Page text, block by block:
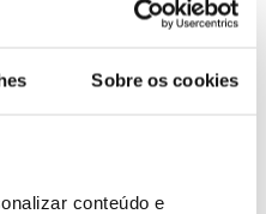
Sobre os cookies
conteúdo e